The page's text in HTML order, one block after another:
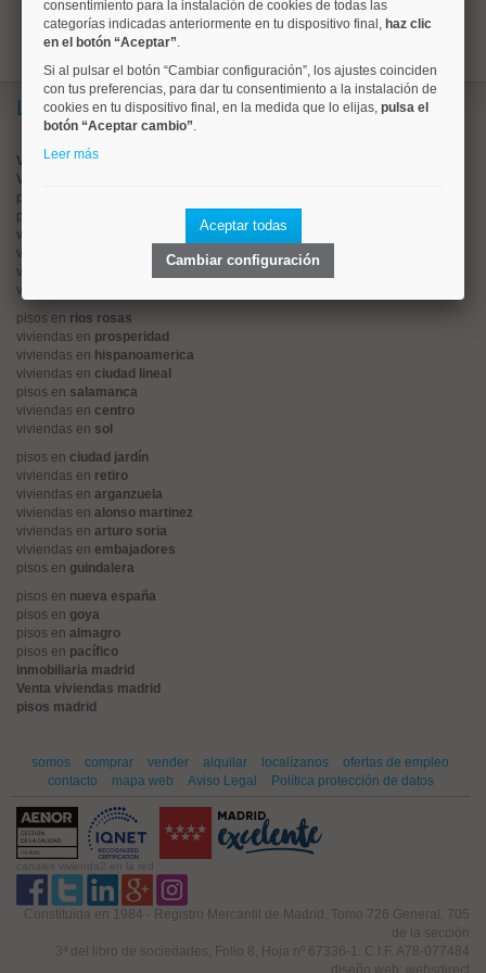
Lo más buscado
Valorar vivienda online
Vender piso
pisos en
pisos en
viviendas en
viviendas en
viviendas en
viviendas en
pisos en rios rosas
viviendas en prosperidad
viviendas en hispanoamerica
viviendas en ciudad lineal
pisos en salamanca
viviendas en centro
viviendas en sol
pisos en ciudad jardín
viviendas en retiro
viviendas en arganzuela
viviendas en alonso martinez
viviendas en arturo soria
viviendas en embajadores
pisos en guindalera
pisos en nueva españa
pisos en goya
pisos en almagro
pisos en pacífico
inmobiliaria madrid
Venta viviendas madrid
pisos madrid
somos comprar vender alquilar localízanos
ofertas de empleo
contacto
mapa web Aviso Legal Política protección de datos
canales vivienda2 en la red
Constituida en 1984 - Registro Mercantil de Madrid, Tomo 726 General, 705
de la sección
3ª del libro de sociedades, Folio 8, Hoja nº 67336-1. C.I.F. A78-077484
diseño web: websdirect
consentimiento para la instalación de cookies de todas las
categorías indicadas anteriormente en tu dispositivo final, haz clic
en el botón “Aceptar”.
Si al pulsar el botón “Cambiar configuración”, los ajustes coinciden
con tus preferencias, para dar tu consentimiento a la instalación de
cookies en tu dispositivo final, en la medida que lo elijas, pulsa el
botón “Aceptar cambio”.
Leer más
Aceptar todas
Cambiar configuración